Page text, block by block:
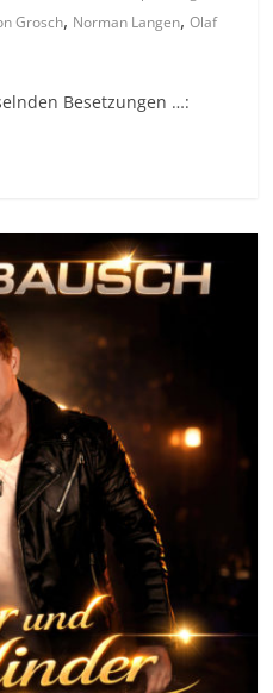
Grosch, Norman Langen,Olaf
Besetzungen …: